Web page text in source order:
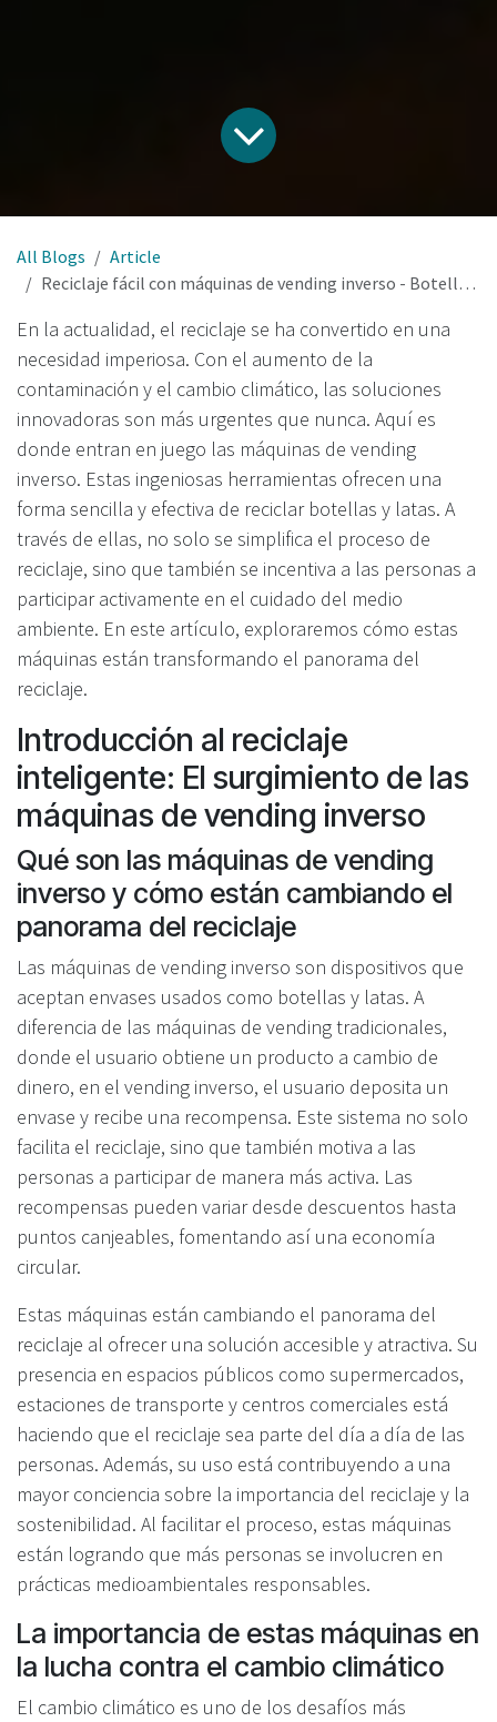
All Blogs
Article
Reciclaje fácil con máquinas de vending inverso - Botellas y latas
En la actualidad, el reciclaje se ha convertido en una
necesidad imperiosa. Con el aumento de la
contaminación y el cambio climático, las soluciones
innovadoras son más urgentes que nunca. Aquí es
donde entran en juego las máquinas de vending
inverso. Estas ingeniosas herramientas ofrecen una
forma sencilla y efectiva de reciclar botellas y latas. A
través de ellas, no solo se simplifica el proceso de
reciclaje, sino que también se incentiva a las personas a
participar activamente en el cuidado del medio
ambiente. En este artículo, exploraremos cómo estas
máquinas están transformando el panorama del
reciclaje.
Introducción al reciclaje
inteligente: El surgimiento de las
máquinas de vending inverso
Qué son las máquinas de vending
inverso y cómo están cambiando el
panorama del reciclaje
Las máquinas de vending inverso son dispositivos que
aceptan envases usados como botellas y latas. A
diferencia de las máquinas de vending tradicionales,
donde el usuario obtiene un producto a cambio de
dinero, en el vending inverso, el usuario deposita un
envase y recibe una recompensa. Este sistema no solo
facilita el reciclaje, sino que también motiva a las
personas a participar de manera más activa. Las
recompensas pueden variar desde descuentos hasta
puntos canjeables, fomentando así una economía
circular.
Estas máquinas están cambiando el panorama del
reciclaje al ofrecer una solución accesible y atractiva. Su
presencia en espacios públicos como supermercados,
estaciones de transporte y centros comerciales está
haciendo que el reciclaje sea parte del día a día de las
personas. Además, su uso está contribuyendo a una
mayor conciencia sobre la importancia del reciclaje y la
sostenibilidad. Al facilitar el proceso, estas máquinas
están logrando que más personas se involucren en
prácticas medioambientales responsables.
La importancia de estas máquinas en
la lucha contra el cambio climático
El cambio climático es uno de los desafíos más